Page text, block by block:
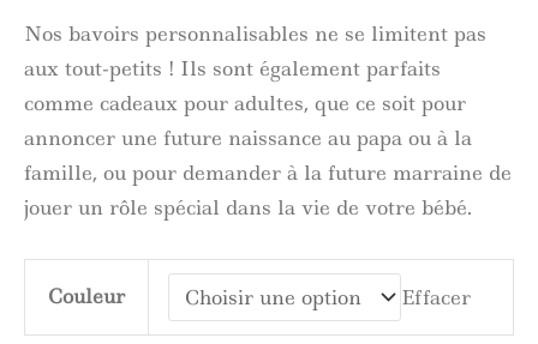
Nos bavoirs personnalisables ne se limitent pas
aux tout-petits ! Ils sont également parfaits
comme cadeaux pour adultes, que ce soit pour
annoncer une future naissance au papa ou à la
famille, ou pour demander à la future marraine de
jouer un rôle spécial dans la vie de votre bébé.
Couleur Effacer